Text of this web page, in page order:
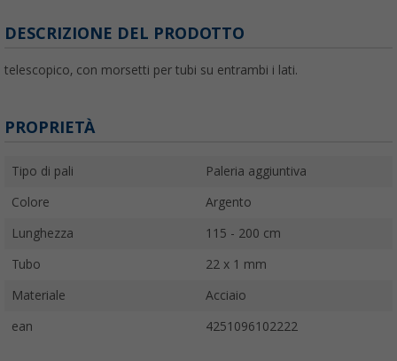
DESCRIZIONE DEL PRODOTTO
telescopico, con morsetti per tubi su entrambi i lati.
PROPRIETÀ
Tipo di pali Paleria aggiuntiva
Colore Argento
Lunghezza 115 - 200 cm
Tubo 22 x 1 mm
Materiale Acciaio
ean 4251096102222